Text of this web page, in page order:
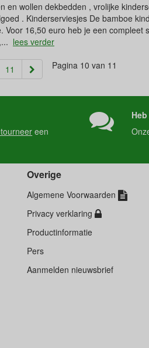
en wollen dekbedden , vrolijke
. Kinderserviesjes De bamboe
16,50 euro heb je een compleet
lees verder
11 Pagina 10 van 11
een
Overige
Algemene Voorwaarden
Privacy verklaring
Productinformatie
Pers
Aanmelden nieuwsbrief